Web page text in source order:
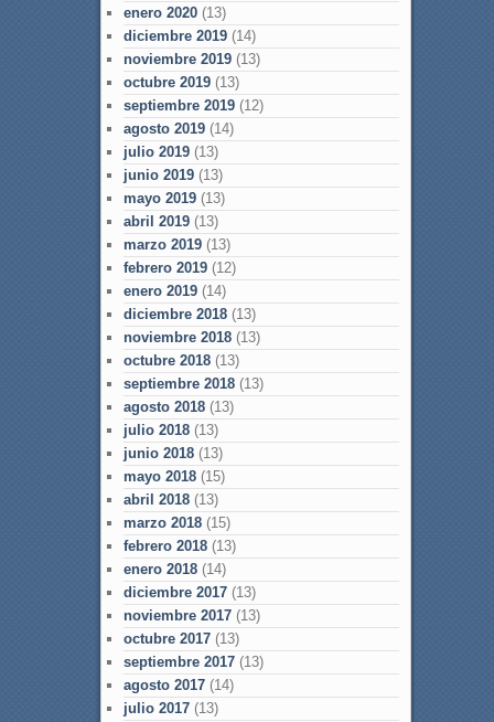
enero 2020(13)
diciembre 2019(14)
noviembre 2019(13)
octubre 2019(13)
septiembre 2019(12)
agosto 2019(14)
julio 2019(13)
junio 2019(13)
mayo 2019(13)
abril 2019(13)
marzo 2019(13)
febrero 2019(12)
enero 2019(14)
diciembre 2018(13)
noviembre 2018(13)
octubre 2018(13)
septiembre 2018(13)
agosto 2018(13)
julio 2018(13)
junio 2018(13)
mayo 2018(15)
abril 2018(13)
marzo 2018(15)
febrero 2018(13)
enero 2018(14)
diciembre 2017(13)
noviembre 2017(13)
octubre 2017(13)
septiembre 2017(13)
agosto 2017(14)
julio 2017(13)